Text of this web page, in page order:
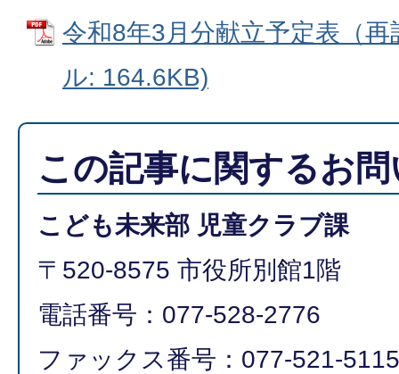
令和8年3月分献立予定表（
ル: 164.6KB)
この記事に関するお
こども未来部 児童クラブ課
〒520-8575 市役所別館1階
電話番号：077-528-2776
ファックス番号：077-521-5115